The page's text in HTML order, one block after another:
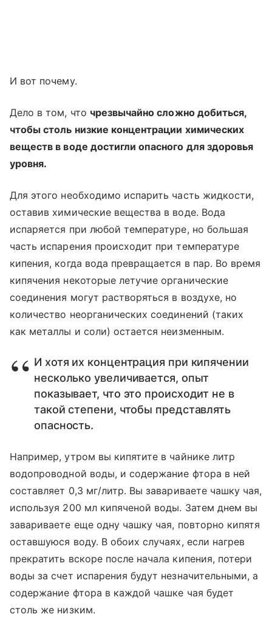
И вот почему.
Дело в том, что чрезвычайно сложно добиться,
чтобы столь низкие концентрации химических
веществ в воде достигли опасного для здоровья
уровня.
Для этого необходимо испарить часть жидкости,
оставив химические вещества в воде. Вода
испаряется при любой температуре, но большая
часть испарения происходит при температуре
кипения, когда вода превращается в пар. Во время
кипячения некоторые летучие органические
соединения могут растворяться в воздухе, но
количество неорганических соединений (таких
как металлы и соли) остается неизменным.
И хотя их концентрация при кипячении
несколько увеличивается, опыт
показывает, что это происходит не в
такой степени, чтобы представлять
опасность.
Например, утром вы кипятите в чайнике литр
водопроводной воды, и содержание фтора в ней
составляет 0,3 мг/литр. Вы завариваете чашку чая,
используя 200 мл кипяченой воды. Затем днем вы
завариваете еще одну чашку чая, повторно кипятя
оставшуюся воду. В обоих случаях, если нагрев
прекратить вскоре после начала кипения, потери
воды за счет испарения будут незначительными, а
содержание фтора в каждой чашке чая будет
столь же низким.